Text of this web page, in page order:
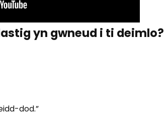
yn gwneud i ti deimlo?
dod.”